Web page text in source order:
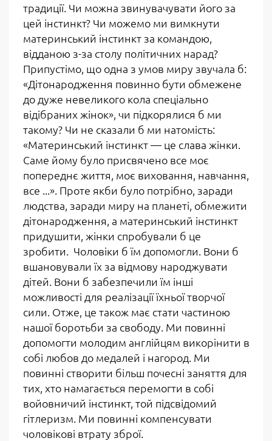
традиції. Чи можна звинувачувати його за
цей інстинкт? Чи можемо ми вимкнути
материнський інстинкт за командою,
відданою з-за столу політичних нарад?
Припустімо, що одна з умов миру звучала б:
«Дітонародження повинно бути обмежене
до дуже невеликого кола спеціально
відібраних жінок», чи підкорялися б ми
такому? Чи не сказали б ми натомість:
«Материнський інстинкт — це слава жінки.
Саме йому було присвячено все моє
попереднє життя, моє виховання, навчання,
все ...». Проте якби було потрібно, заради
людства, заради миру на планеті, обмежити
дітонародження, а материнський інстинкт
придушити, жінки спробували б це
зробити. Чоловіки б їм допомогли. Вони б
вшановували їх за відмову народжувати
дітей. Вони б забезпечили їм інші
можливості для реалізації їхньої творчої
сили. Отже, це також має стати частиною
нашої боротьби за свободу. Ми повинні
допомогти молодим англійцям викорінити в
собі любов до медалей і нагород. Ми
повинні створити більш почесні заняття для
тих, хто намагається перемогти в собі
войовничий інстинкт, той підсвідомий
гітлеризм. Ми повинні компенсувати
чоловікові втрату зброї.